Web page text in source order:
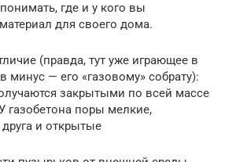
где и у кого вы
для своего дома.
(правда, тут уже играющее в
минус — его «газовому» собрату):
закрытыми по всей массе
газобетона поры мелкие,
и открытые